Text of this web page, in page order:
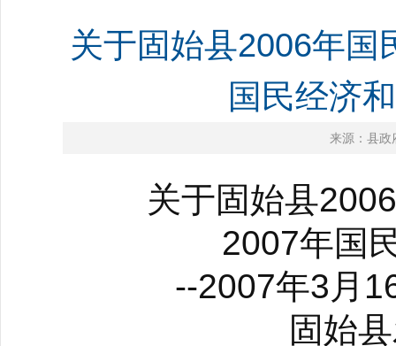
关于固始县2006年国
国民经济
来源：县政
关于固始县2006
2007年国民
--2007年3月16
固始县